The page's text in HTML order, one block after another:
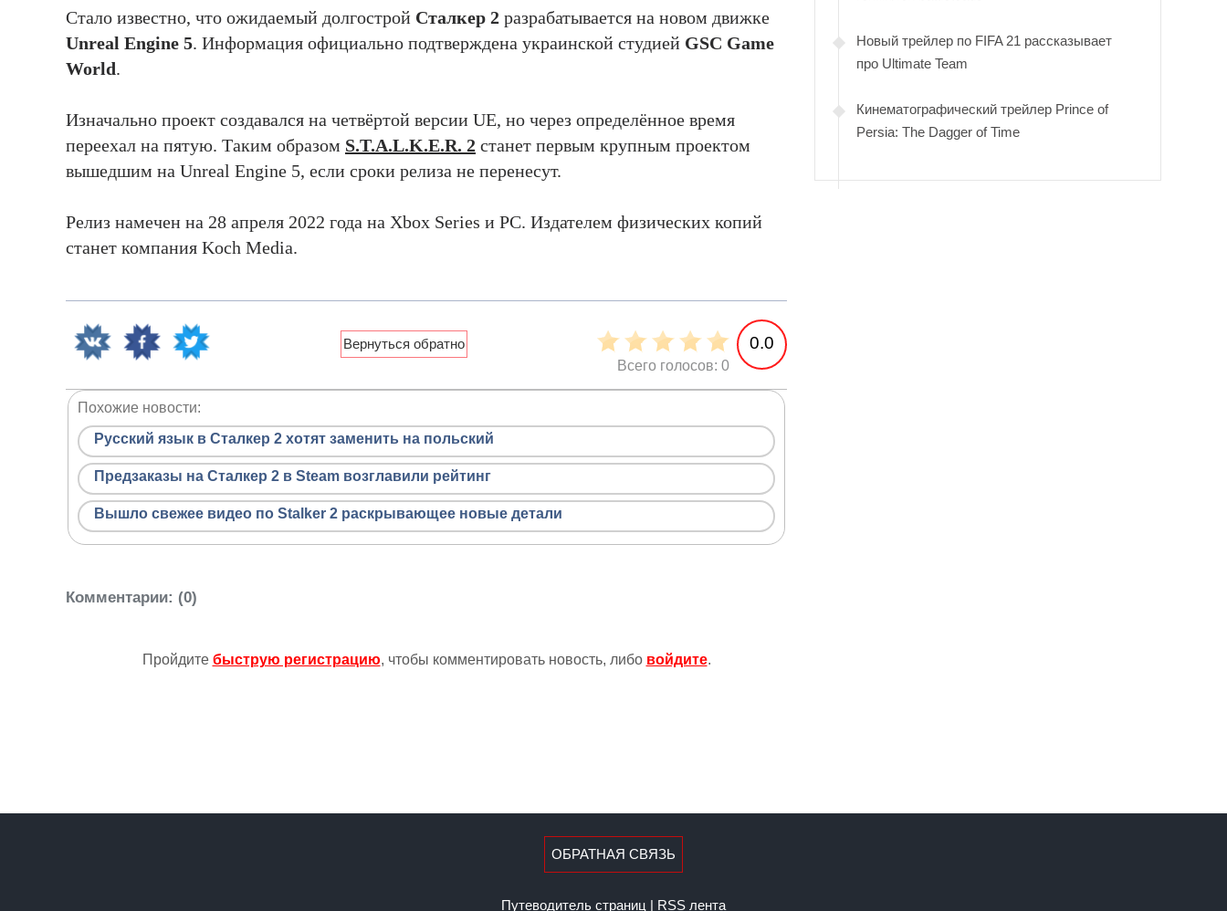
Стало известно, что ожидаемый долгострой Сталкер 2 разрабатывается на новом движке
Unreal Engine 5. Информация официально подтверждена украинской студией GSC Game
World.
Изначально проект создавался на четвёртой версии UE, но через определённое время
переехал на пятую. Таким образом S.T.A.L.K.E.R. 2 станет первым крупным проектом
вышедшим на Unreal Engine 5, если сроки релиза не перенесут.
Релиз намечен на 28 апреля 2022 года на Xbox Series и PC. Издателем физических копий
станет компания Koch Media.
0.0
Всего голосов: 0
Похожие новости:
Русский язык в Сталкер 2 хотят заменить на польский
Предзаказы на Сталкер 2 в Steam возглавили рейтинг
Вышло свежее видео по Stalker 2 раскрывающее новые детали
Комментарии: (0)
Пройдите быструю регистрацию, чтобы комментировать новость, либо войдите.
Новый трейлер по FIFA 21 рассказывает
про Ultimate Team
Кинематографический трейлер Prince of
Persia: The Dagger of Time
ОБРАТНАЯ СВЯЗЬ
Путеводитель страниц | RSS лента